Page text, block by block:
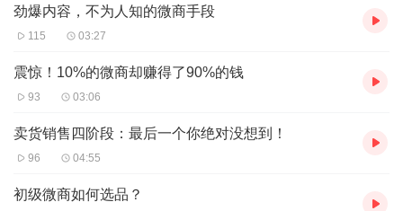
劲爆内容，不为人知的微商手段
115 03:27
震惊！10%的微商却赚得了90%的钱
93 03:06
卖货销售四阶段：最后一个你绝对没想到！
96 04:55
初级微商如何选品？